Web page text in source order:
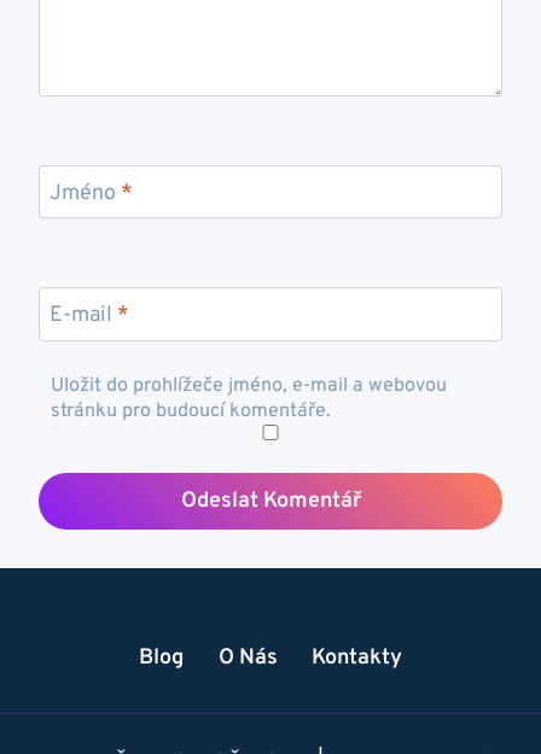
Jméno *
E-mail *
Uložit do prohlížeče jméno, e-mail a webovou
stránku pro budoucí komentáře.
Blog O Nás Kontakty